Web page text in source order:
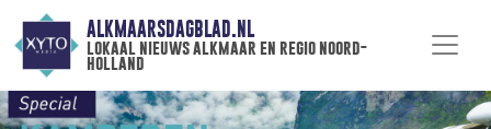
ALKMAARSDAGBLAD.NL
lokaal nieuws alkmaar en regio noord-
holland